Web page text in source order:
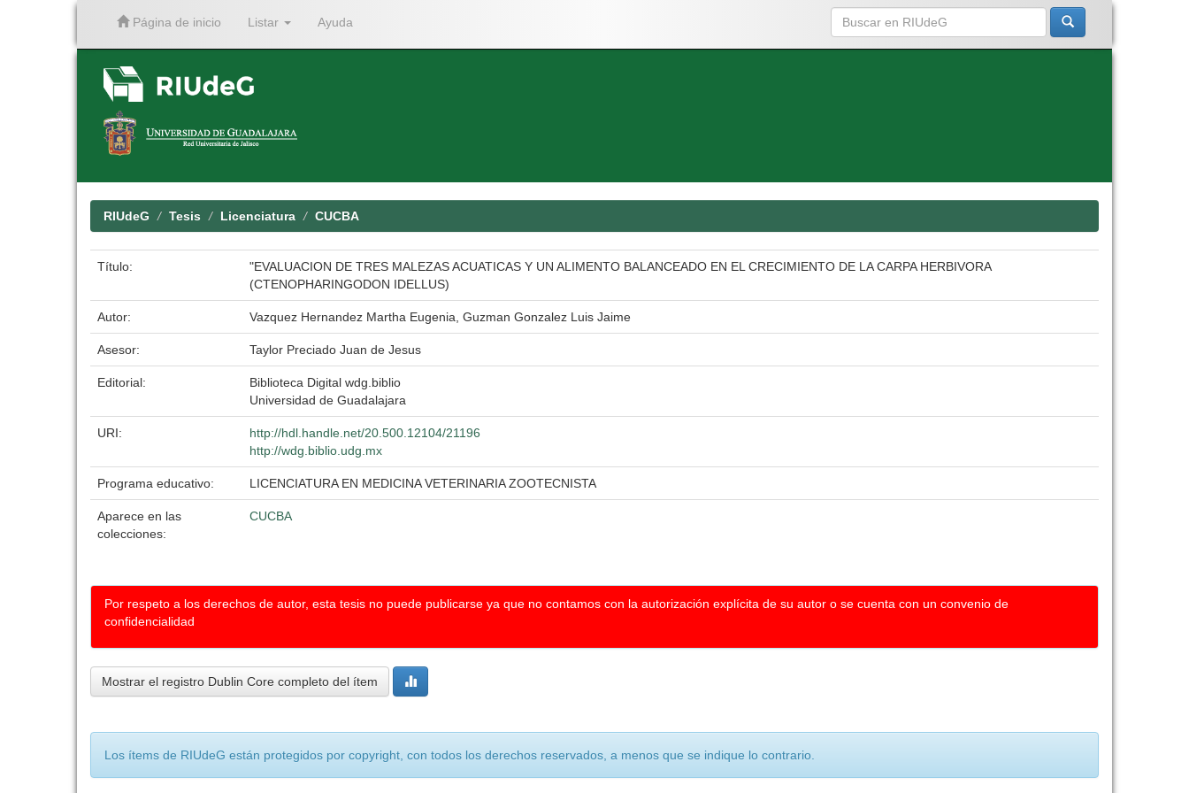
Página de inicio Listar Ayuda
RIUdeG Tesis Licenciatura CUCBA
Título:
"EVALUACION DE TRES MALEZAS ACUATICAS Y UN ALIMENTO BALANCEADO EN EL CRECIMIENTO DE LA CARPA HERBIVORA
(CTENOPHARINGODON IDELLUS)
Autor: Vazquez Hernandez Martha Eugenia, Guzman Gonzalez Luis Jaime
Asesor: Taylor Preciado Juan de Jesus
Editorial:
Biblioteca Digital wdg.biblio
Universidad de Guadalajara
URI:
http://hdl.handle.net/20.500.12104/21196
http://wdg.biblio.udg.mx
Programa educativo: LICENCIATURA EN MEDICINA VETERINARIA ZOOTECNISTA
Aparece en las
colecciones:
CUCBA
Por respeto a los derechos de autor, esta tesis no puede publicarse ya que no contamos con la autorización explícita de su autor o se cuenta con un convenio de
confidencialidad
Mostrar el registro Dublin Core completo del ítem
Los ítems de RIUdeG están protegidos por copyright, con todos los derechos reservados, a menos que se indique lo contrario.